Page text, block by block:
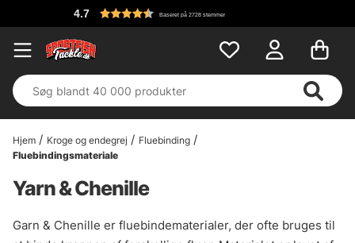
Baseret på 2728 stemmer
Hjem Kroge og endegrej
Fluebinding
Fluebindingsmateriale
Yarn & Chenille
Garn & Chenille er fluebindematerialer, der ofte bruges til